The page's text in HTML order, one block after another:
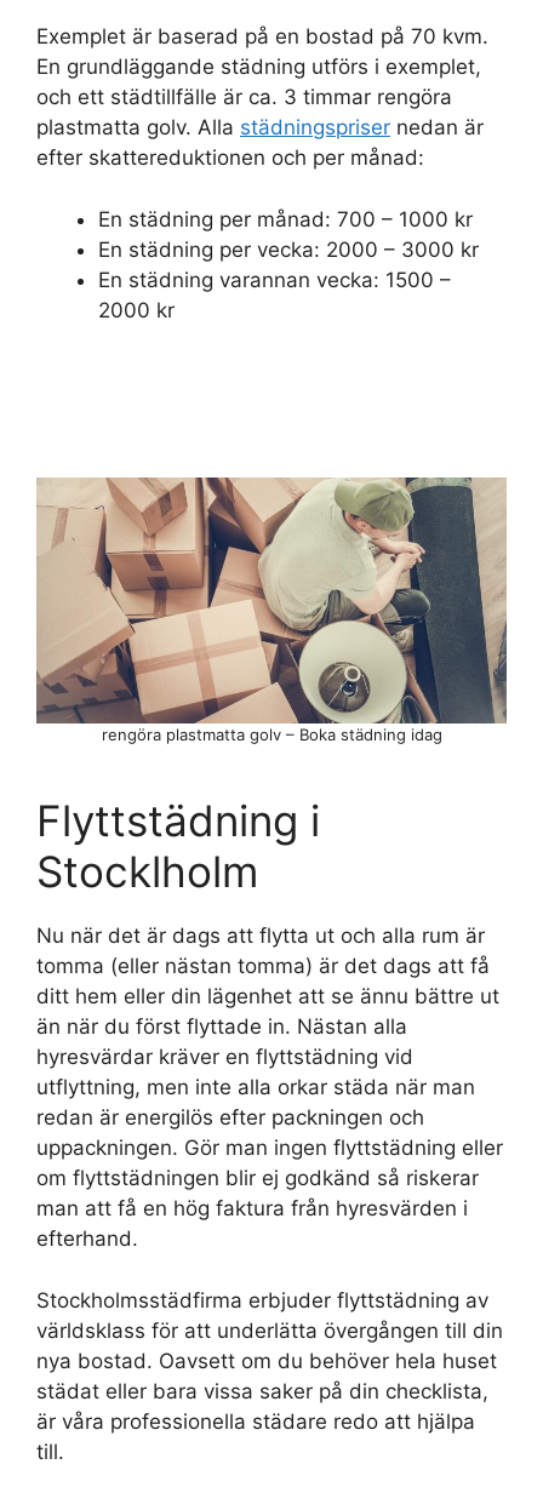
Exemplet är baserad på en bostad på 70 kvm.
En grundläggande städning utförs i exemplet,
och ett städtillfälle är ca. 3 timmar rengöra
plastmatta golv. Alla städningspriser nedan är
efter skattereduktionen och per månad:
En städning per månad: 700 – 1000 kr
En städning per vecka: 2000 – 3000 kr
En städning varannan vecka: 1500 –
2000 kr
Flyttstädning i
Stocklholm
Nu när det är dags att flytta ut och alla rum är
tomma (eller nästan tomma) är det dags att få
ditt hem eller din lägenhet att se ännu bättre ut
än när du först flyttade in. Nästan alla
hyresvärdar kräver en flyttstädning vid
utflyttning, men inte alla orkar städa när man
redan är energilös efter packningen och
uppackningen. Gör man ingen flyttstädning eller
om flyttstädningen blir ej godkänd så riskerar
man att få en hög faktura från hyresvärden i
efterhand.
Stockholmsstädfirma erbjuder flyttstädning av
världsklass för att underlätta övergången till din
nya bostad. Oavsett om du behöver hela huset
städat eller bara vissa saker på din checklista,
är våra professionella städare redo att hjälpa
till.
rengöra plastmatta golv – Boka städning idag